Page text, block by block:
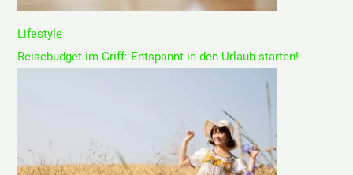
Lifestyle
Reisebudget im Griff: Entspannt in den Urlaub starten!